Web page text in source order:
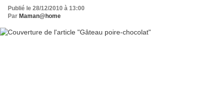
Publié le 28/12/2010 à 13:00
Par Maman@home